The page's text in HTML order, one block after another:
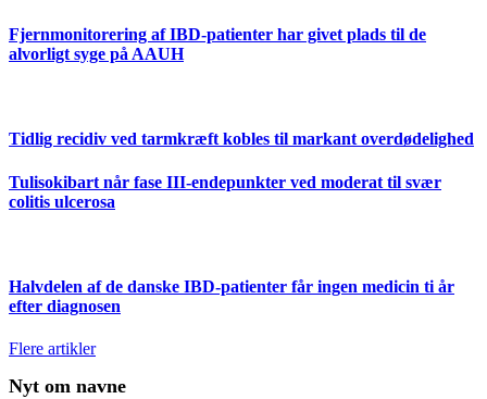
Fjernmonitorering af IBD-patienter har givet plads til de
alvorligt syge på AAUH
Tidlig recidiv ved tarmkræft kobles til markant overdødelighed
Tulisokibart når fase III-endepunkter ved moderat til svær
colitis ulcerosa
Halvdelen af de danske IBD-patienter får ingen medicin ti år
efter diagnosen
Flere artikler
Nyt om navne